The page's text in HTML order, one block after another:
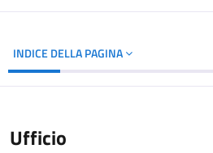
INDICE DELLA PAGINA
Ufficio